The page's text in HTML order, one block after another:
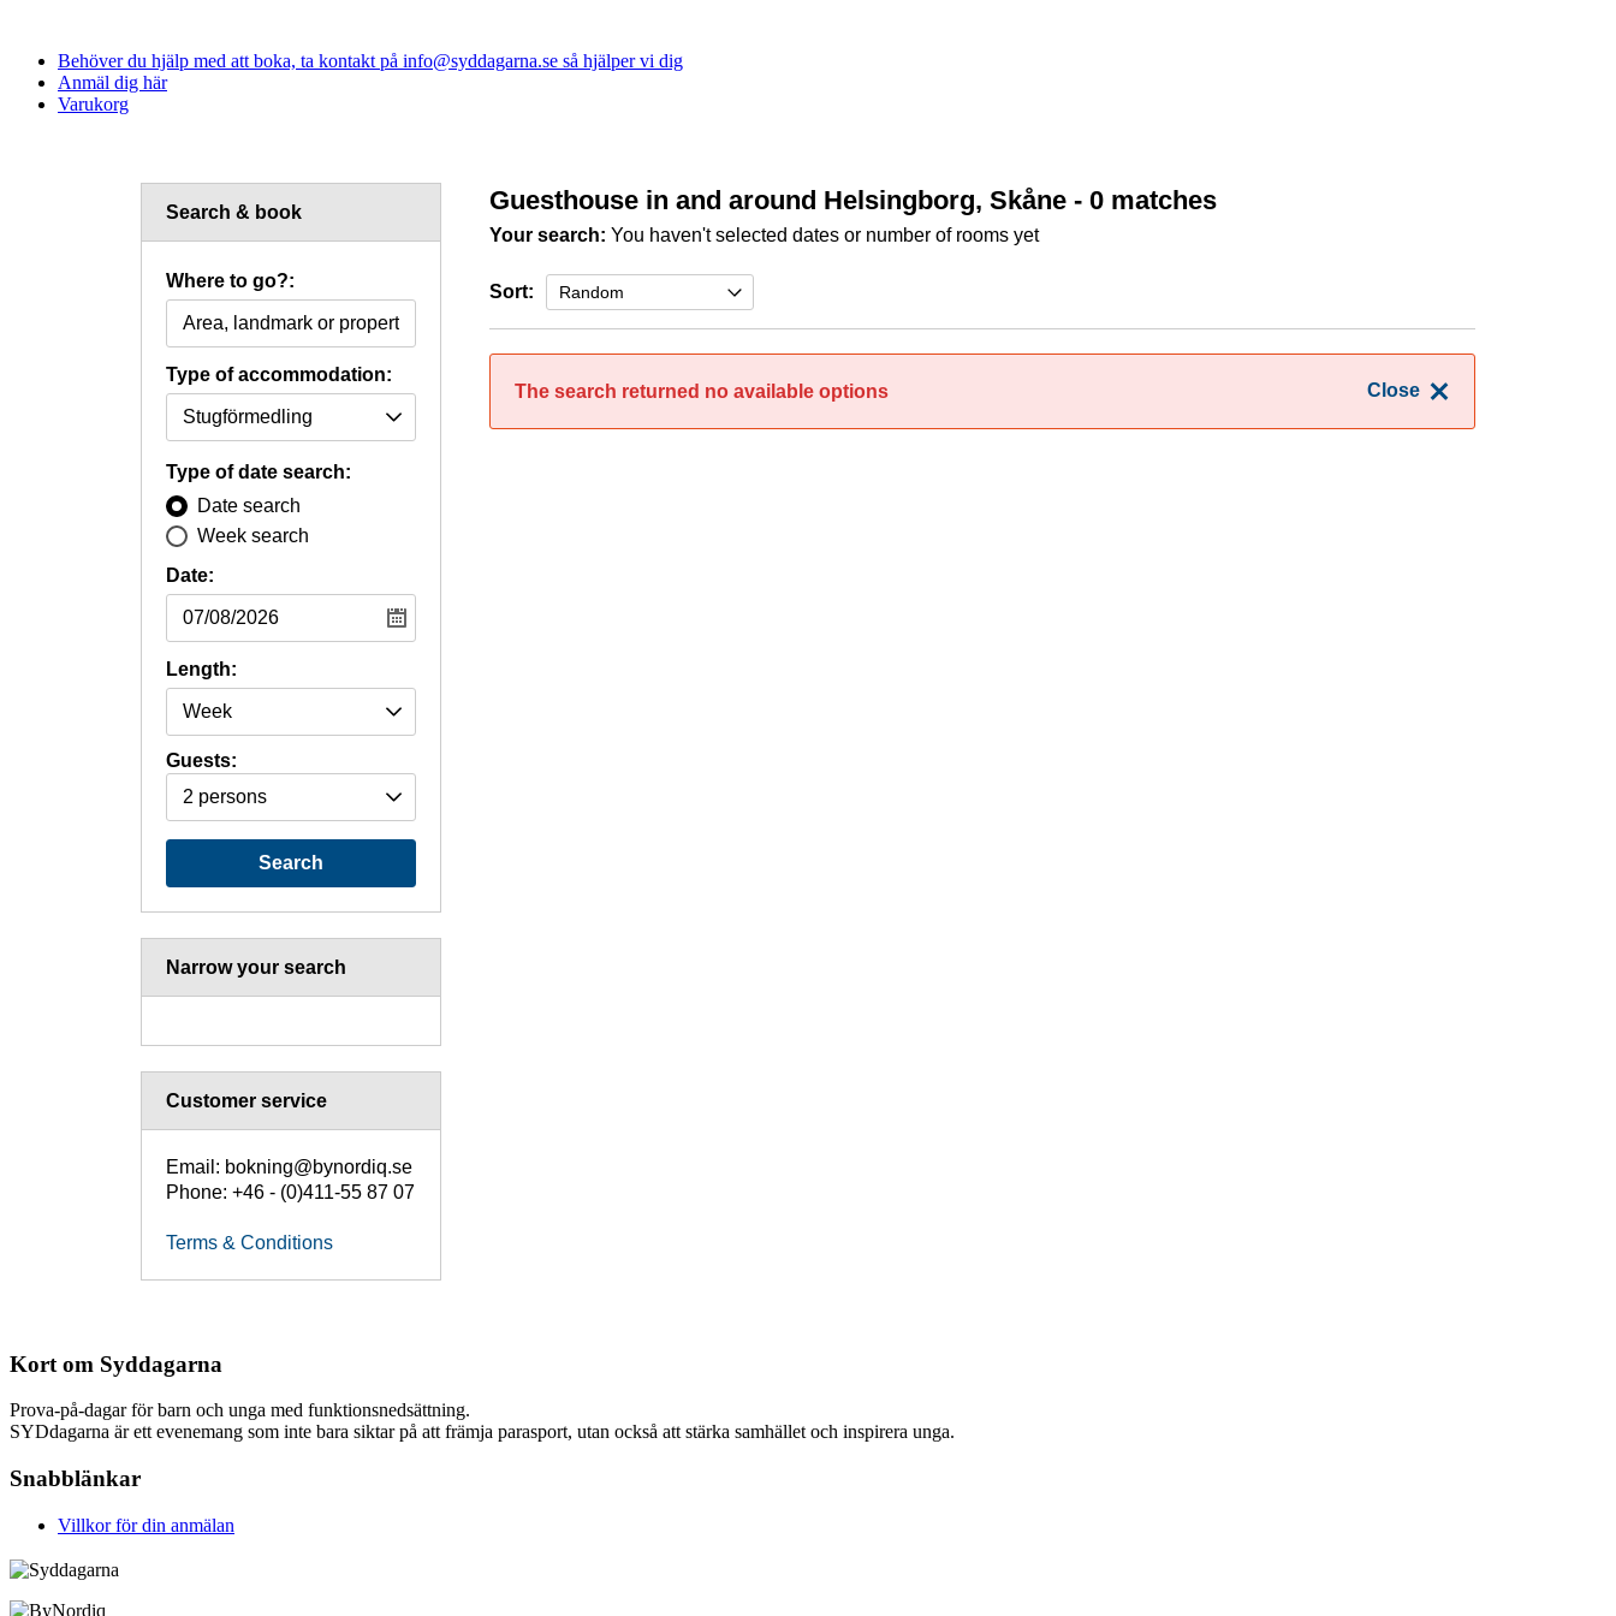
Behöver du hjälp med att boka, ta kontakt på info@syddagarna.se så hjälper vi dig
Anmäl dig här
Varukorg
Guesthouse in and around Helsingborg, Skåne - 0 matches
Your search: You haven't selected dates or number of rooms yet
Sort:
Close
The search returned no available options
Search & book
Where to go?:
Type of accommodation:
Type of date search:
Date search
Week search
Date:
Length:
Guests:
2 persons
Search
Narrow your search
Customer service
Email: bokning@bynordiq.se
Phone: +46 - (0)411-55 87 07
Terms & Conditions
Kort om Syddagarna
Prova-på-dagar för barn och unga med funktionsnedsättning.
SYDdagarna är ett evenemang som inte bara siktar på att främja parasport, utan också att stärka samhället och inspirera unga.
Snabblänkar
Villkor för din anmälan